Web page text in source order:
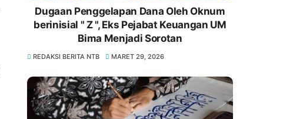
Dugaan Penggelapan Dana Oleh Oknum
berinisial " Z ", Eks Pejabat Keuangan UM
Bima Menjadi Sorotan
REDAKSI BERITA NTB MARET 29, 2026